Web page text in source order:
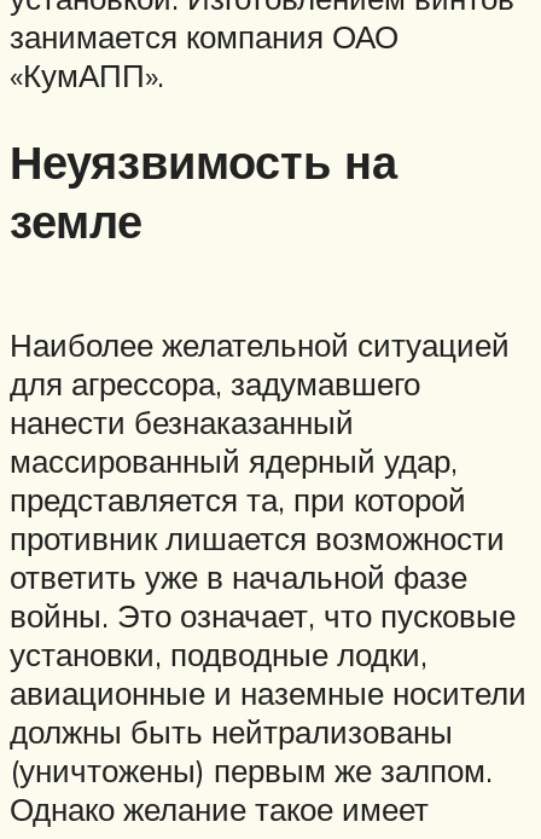
занимается компания ОАО
«КумАПП».
Неуязвимость на
земле
Наиболее желательной ситуацией
для агрессора, задумавшего
нанести безнаказанный
массированный ядерный удар,
представляется та, при которой
противник лишается возможности
ответить уже в начальной фазе
войны. Это означает, что пусковые
установки, подводные лодки,
авиационные и наземные носители
должны быть нейтрализованы
(уничтожены) первым же залпом.
Однако желание такое имеет